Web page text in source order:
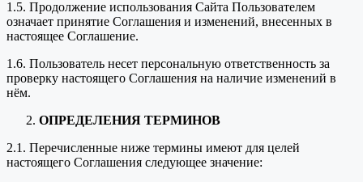
1.5. Продолжение использования Сайта Пользователем
означает принятие Соглашения и изменений, внесенных в
настоящее Соглашение.
1.6. Пользователь несет персональную ответственность за
проверку настоящего Соглашения на наличие изменений в
нём.
ОПРЕДЕЛЕНИЯ ТЕРМИНОВ
2.1. Перечисленные ниже термины имеют для целей
настоящего Соглашения следующее значение: